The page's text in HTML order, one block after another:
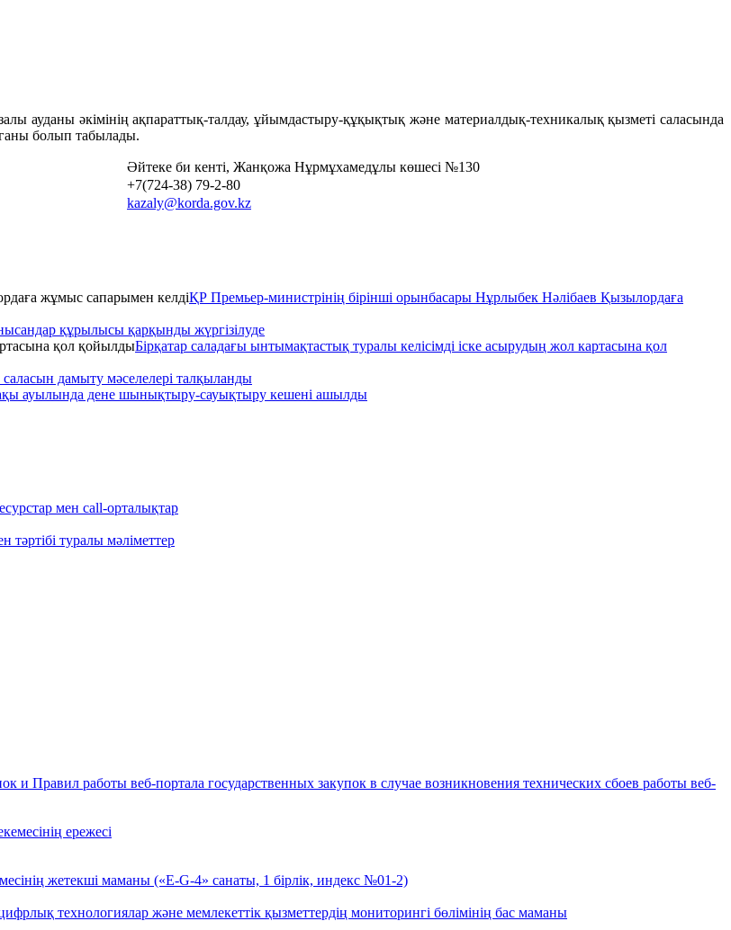
ауданы әкімінің ақпараттық-талдау, ұйымдастыру-құқықтық және материалдық-техникалық қызметі саласында
болып табылады.
Әйтеке би кенті, Жанқожа Нұрмұхамедұлы көшесі №130
+7(724-38) 79-2-80
kazaly@korda.gov.kz
ҚР Премьер-министрінің бірінші орынбасары Нұрлыбек Нәлібаев Қызылордаға
құрылысы қарқынды жүргізілуде
Бірқатар саладағы ынтымақтастық туралы келісімді іске асырудың жол картасына қол
саласын дамыту мәселелері талқыланды
ауылында дене шынықтыру-сауықтыру кешені ашылды
мен call-орталықтар
туралы мәліметтер
и Правил работы веб-портала государственных закупок в случае возникновения технических сбоев работы веб-
ережесі
жетекші маманы («Е-G-4» санаты, 1 бірлік, индекс №01-2)
технологиялар және мемлекеттік қызметтердің мониторингі бөлімінің бас маманы